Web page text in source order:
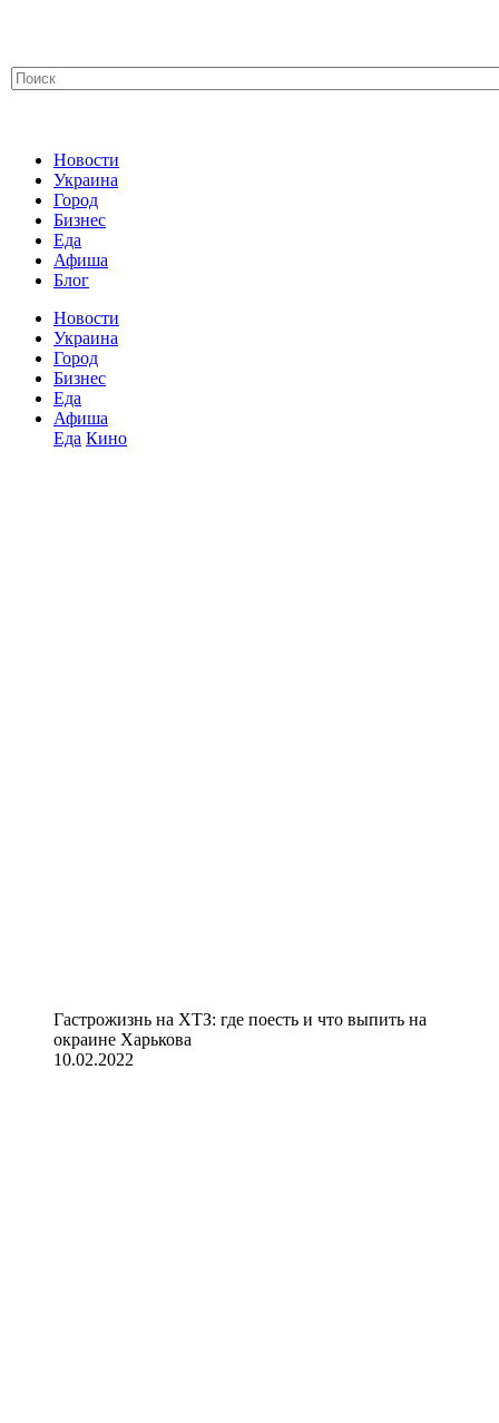
Новости
Украина
Город
Бизнес
Еда
Афиша
Блог
Новости
Украина
Город
Бизнес
Еда
Афиша
Еда Кино
Гастрожизнь на ХТЗ: где поесть и что выпить на
окраине Харькова
10.02.2022